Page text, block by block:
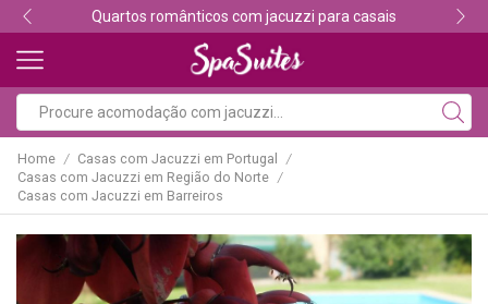
Descubra os melhores alojamentos com jacuzzi
Home / Casas com Jacuzzi em Portugal /
Casas com Jacuzzi em Região do Norte /
Casas com Jacuzzi em Barreiros